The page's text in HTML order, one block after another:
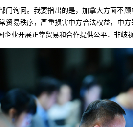
门询问。我要指出的是，加拿大方面不
贸易秩序，严重损害中方合法权益，中
业开展正常贸易和合作提供公平、非歧